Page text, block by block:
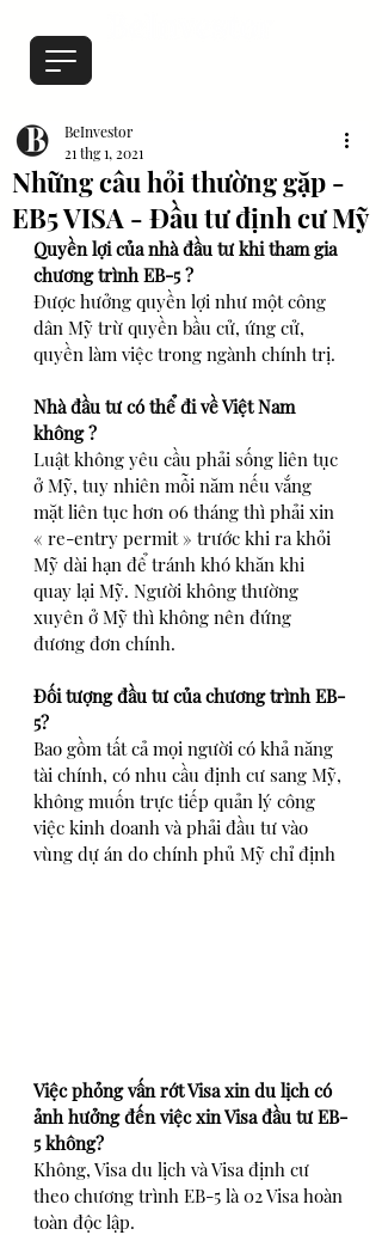
Những câu hỏi thường gặp -
EB5 VISA - Đầu tư định cư Mỹ
BeInvestor
21 thg 1, 2021
Quyền lợi của nhà đầu tư khi tham gia
chương trình EB-5 ?
Được hưởng quyền lợi như một công
dân Mỹ trừ quyền bầu cử, ứng cử,
quyền làm việc trong ngành chính trị.
Nhà đầu tư có thể đi về Việt Nam
không ?
Luật không yêu cầu phải sống liên tục
ở Mỹ, tuy nhiên mỗi năm nếu vắng
mặt liên tục hơn 06 tháng thì phải xin
« re-entry permit » trước khi ra khỏi
Mỹ dài hạn để tránh khó khăn khi
quay lại Mỹ. Người không thường
xuyên ở Mỹ thì không nên đứng
đương đơn chính.
Đối tượng đầu tư của chương trình EB-
5?
Bao gồm tất cả mọi người có khả năng
tài chính, có nhu cầu định cư sang Mỹ,
không muốn trực tiếp quản lý công
việc kinh doanh và phải đầu tư vào
vùng dự án do chính phủ Mỹ chỉ định
Việc phỏng vấn rớt Visa xin du lịch có
ảnh hưởng đến việc xin Visa đầu tư EB-
5 không?
Không, Visa du lịch và Visa định cư
theo chương trình EB-5 là 02 Visa hoàn
toàn độc lập.